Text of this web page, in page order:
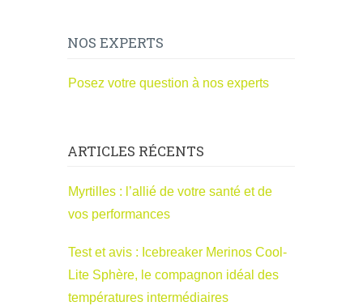
NOS EXPERTS
Posez votre question à nos experts
ARTICLES RÉCENTS
Myrtilles : l’allié de votre santé et de
vos performances
Test et avis : Icebreaker Merinos Cool-
Lite Sphère, le compagnon idéal des
températures intermédiaires